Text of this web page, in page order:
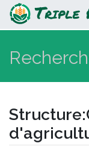
Charente
Structure: